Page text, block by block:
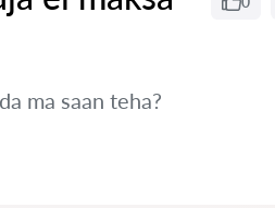
ma saan teha?